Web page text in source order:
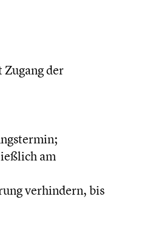
der
am
verhindern, bis